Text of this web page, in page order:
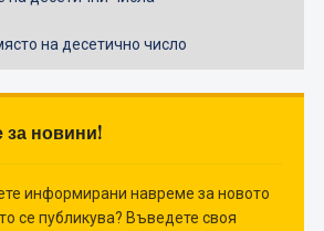
на десетично число
за новини!
информирани навреме за новото
се публикува? Въведете своя